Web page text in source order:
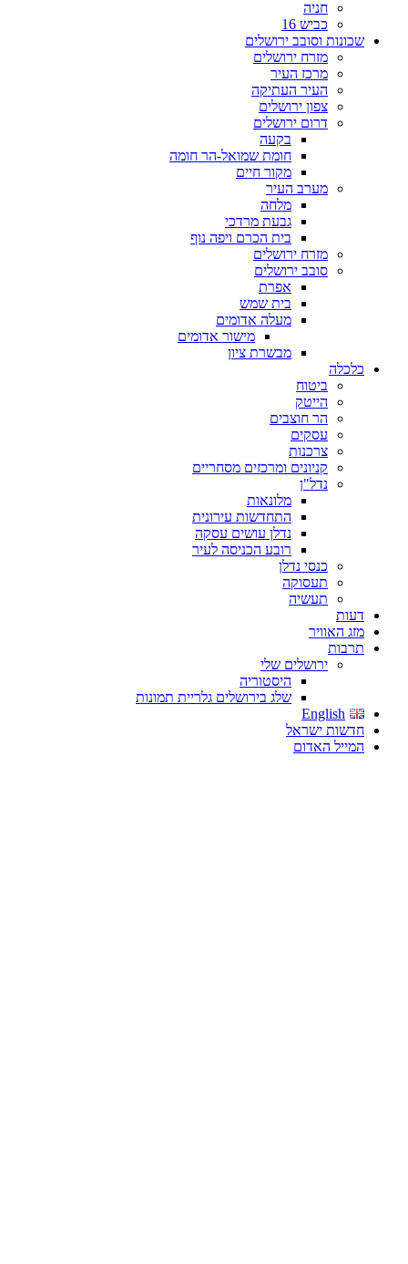
חניה
כביש 16
שכונות וסובב ירושלים
מזרח ירושלים
מרכז העיר
העיר העתיקה
צפון ירושלים
דרום ירושלים
בקעה
חומת שמואל-הר חומה
מקור חיים
מערב העיר
מלחה
גבעת מרדכי
בית הכרם ויפה נוף
מזרח ירושלים
סובב ירושלים
אפרת
בית שמש
מעלה אדומים
מישור אדומים
מבשרת ציון
כלכלה
ביטוח
הייטק
הר חוצבים
עסקים
צרכנות
קניונים ומרכזים מסחריים
נדל"ן
מלונאות
התחדשות עירונית
נדלן עושים עסקה
רובע הכניסה לעיר
כנסי נדלן
תעסוקה
תעשיה
דעות
מזג האוויר
תרבות
ירושלים שלי
היסטוריה
שלג בירושלים גלריית תמונות
English
חדשות ישראל
המייל האדום